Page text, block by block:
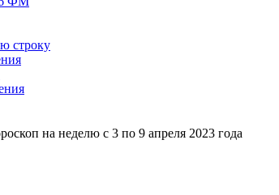
строку
на неделю с 3 по 9 апреля 2023 года